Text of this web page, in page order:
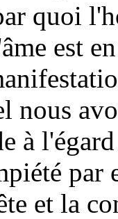
quoi
est
nous
à
par
et la